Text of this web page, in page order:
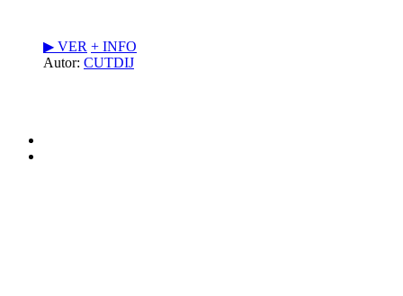
▶︎ VER + INFO
Autor: CUTDIJ